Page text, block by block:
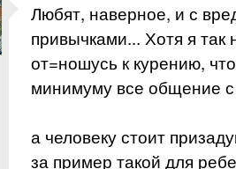
Любят, наверное, и с
привычками... Хотя я так
от=ношусь к курению,
минимуму все общение
а человеку стоит
за пример такой для